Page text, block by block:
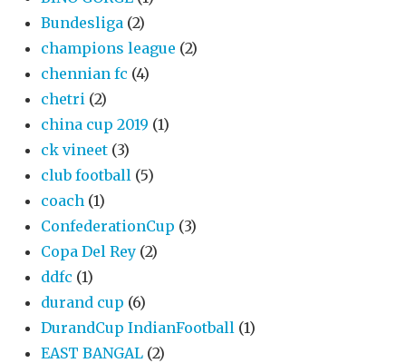
Bundesliga (2)
champions league (2)
chennian fc (4)
chetri (2)
china cup 2019 (1)
ck vineet (3)
club football (5)
coach (1)
ConfederationCup (3)
Copa Del Rey (2)
ddfc (1)
durand cup (6)
DurandCup IndianFootball (1)
EAST BANGAL (2)